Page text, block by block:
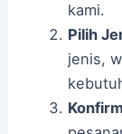
kami.
Pilih
jenis,